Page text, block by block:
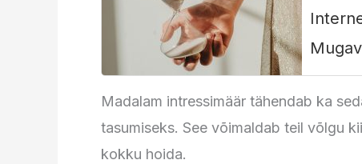
Madalam intressimäär tähendab ka
tasumiseks. See võimaldab teil võlgu
kokku hoida.